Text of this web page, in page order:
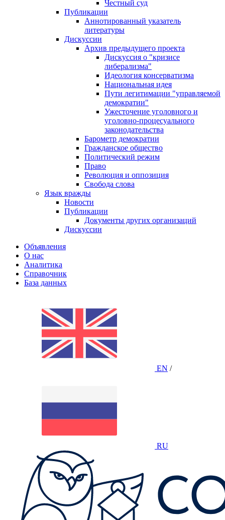
Честный суд
Публикации
Аннотированный указатель
литературы
Дискуссии
Архив предыдущего проекта
Дискуссия о "кризисе
либерализма"
Идеология консерватизма
Национальная идея
Пути легитимации "управляемой
демократии"
Ужесточение уголовного и
уголовно-процесуального
законодательства
Барометр демократии
Гражданское общество
Политический режим
Право
Революция и оппозиция
Свобода слова
Язык вражды
Новости
Публикации
Документы других организаций
Дискуссии
Объявления
О нас
Аналитика
Справочник
База данных
EN /
RU